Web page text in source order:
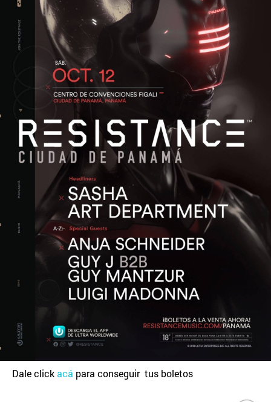
Dale clickacá para conseguir tus boletos